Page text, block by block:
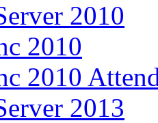
2010
2010
2010
2013